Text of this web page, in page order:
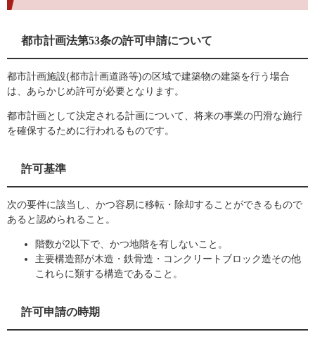
都市計画法第53条の許可申請について
都市計画施設(都市計画道路等)の区域で建築物の建築を行う場合
は、あらかじめ許可が必要となります。
都市計画として決定される計画について、将来の事業の円滑な施行
を確保するために行われるものです。
許可基準
次の要件に該当し、かつ容易に移転・除却することができるもので
あると認められること。
階数が2以下で、かつ地階を有しないこと。
主要構造部が木造・鉄骨造・コンクリートブロック造その他
これらに類する構造であること。
許可申請の時期